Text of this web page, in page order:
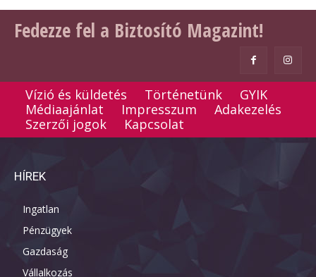
Fedezze fel a Biztosító Magazint!
Vízió és küldetés Történetünk
GYIK
Médiaajánlat
Impresszum
Adakezelés
Szerzői jogok
Kapcsolat
HÍREK
Ingatlan
Pénzügyek
Gazdaság
Vállalkozás